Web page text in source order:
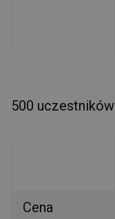
500 uczestników
Cena